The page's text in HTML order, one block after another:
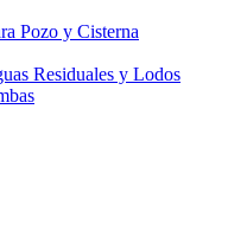
Pozo y Cisterna
Residuales y Lodos